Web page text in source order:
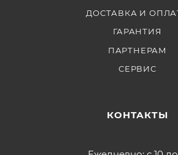
ДОСТАВКА И
ГАРАНТИЯ
ПАРТНЕРАМ
СЕРВИС
КОНТАКТЫ